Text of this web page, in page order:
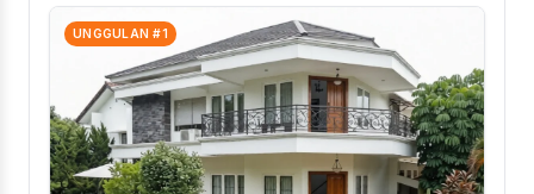
UNGGULAN #1